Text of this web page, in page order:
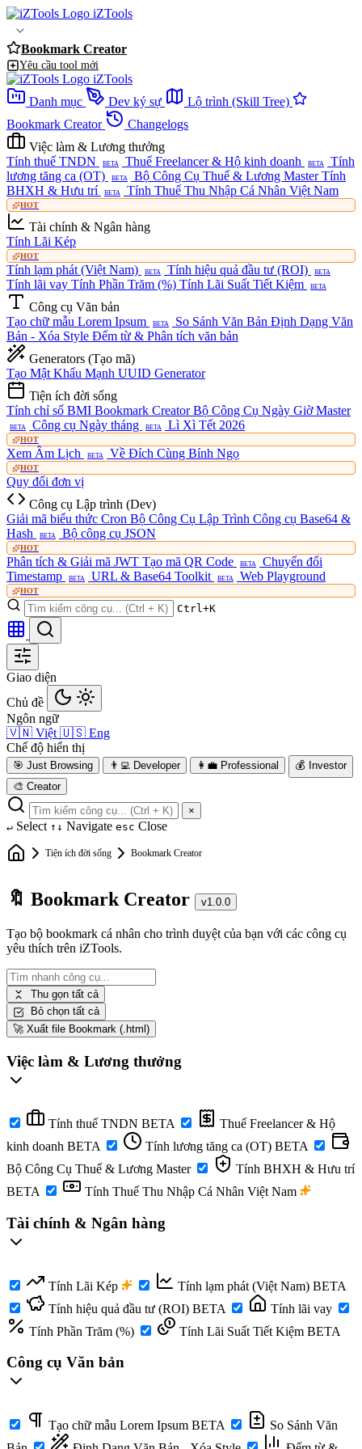
iZTools
Bookmark Creator
Yêu cầu tool mới
iZTools
Danh mục
Dev ký sự
Lộ trình (Skill Tree)
Bookmark Creator
Changelogs
Việc làm & Lương thưởng
Tính thuế TNDN
BETA Thuế Freelancer & Hộ kinh doanh BETA
Tính
lương tăng ca (OT)
BETA Bộ Công Cụ Thuế & Lương MasterTính
BHXH & Hưu trí
BETA Tính Thuế Thu Nhập Cá Nhân Việt Nam
HOT
Tài chính & Ngân hàng
Tính Lãi Kép
HOT
Tính lạm phát (Việt Nam) BETA Tính hiệu quả đầu tư (ROI) BETA
Tính lãi vay Tính Phần Trăm (%) Tính Lãi Suất Tiết Kiệm BETA
Công cụ Văn bản
Tạo chữ mẫu Lorem Ipsum
BETA So Sánh Văn Bản Định Dạng Văn
Bản - Xóa Style Đếm từ & Phân tích văn bản
Generators (Tạo mã)
Tạo Mật Khẩu Mạnh UUID Generator
Tiện ích đời sống
Tính chỉ số BMI Bookmark CreatorBộ Công Cụ Ngày Giờ Master
BETA Công cụ Ngày tháng BETA Lì Xì Tết 2026
HOT
Xem Âm Lịch BETA Về Đích Cùng Bính Ngọ
HOT
Quy đổi đơn vị
Công cụ Lập trình (Dev)
Giải mã biểu thức Cron Bộ Công Cụ Lập Trình Công cụ Base64 &
Hash
BETA Bộ công cụ JSON
HOT
Phân tích & Giải mã JWT Tạo mã QR Code BETA
Chuyển đổi
Timestamp
BETA URL & Base64 Toolkit BETA Web Playground
HOT
Ctrl+K
Giao diện
Chủ đề
Ngôn ngữ
🇻🇳 Việt 🇺🇸 Eng
Chế độ hiển thị
🎯 Just Browsing 👨‍💻 Developer 👩‍💼 Professional 💰 Investor
🎨 Creator
×
↵ Select ↑↓ Navigate esc Close
Tiện ích đời sống Bookmark Creator
🔖 Bookmark Creator v1.0.0
Tạo bộ bookmark cá nhân cho trình duyệt của bạn với các công cụ
yêu thích trên iZTools.
Thu gọn tất cả
Bỏ chọn tất cả
🚀 Xuất file Bookmark (.html)
Việc làm & Lương thưởng
Tính thuế TNDN BETA
Thuế Freelancer & Hộ
kinh doanh BETA Tính lương tăng ca (OT) BETA
Bộ Công Cụ Thuế & Lương Master
Tính BHXH & Hưu trí
BETA
Tính Thuế Thu Nhập Cá Nhân Việt Nam
Tài chính & Ngân hàng
Tính Lãi Kép Tính lạm phát (Việt Nam) BETA
Tính hiệu quả đầu tư (ROI) BETA
Tính lãi vay
Tính Phần Trăm (%)
Tính Lãi Suất Tiết Kiệm BETA
Công cụ Văn bản
Tạo chữ mẫu Lorem Ipsum BETA
So Sánh Văn